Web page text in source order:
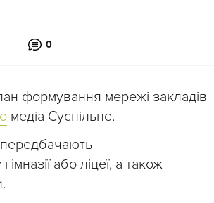
0
формування мережі закладів
медіа Суспільне.
або ліцеї, а також